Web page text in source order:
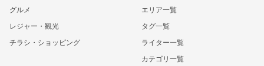
グルメ
レジャー・観光
チラシ・ショッピング
エリア一覧
タグ一覧
ライター一覧
カテゴリ一覧